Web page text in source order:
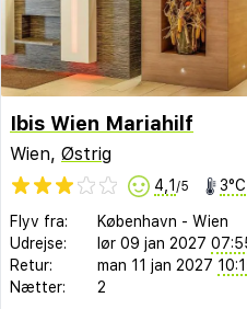
Ibis Wien Mariahilf
Wien, Østrig
4,1 /5 3°C
Flyv fra: København - Wien
Udrejse:
lør 09 jan 2027
Retur:
man 11 jan 2027
Nætter:
2